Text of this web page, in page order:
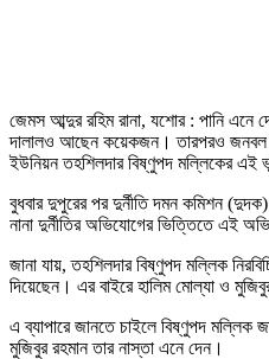
জেমস আব্দুর রহিম রানা, যশোর : পানি
দালালও আছেন কয়েকজন। তারপরও জনবল
ইউনিয়ন তহশিলদার বিষ্ণুপদ মল্লিকের এই
বুধবার দুপুরের পর দুর্নীতি দমন কমিশন
নানা দুর্নীতির অভিযোগের ভিত্তিতে এই
জানা যায়, তহশিলদার বিষ্ণুপদ মল্লিক
দিয়েছেন। এর বাইরে হালিম মোল্যা ও
এ ব্যাপারে জানতে চাইলে বিষ্ণুপদ মল্লিক
মুজিবুর রহমান তার নাস্তা এনে দেন।